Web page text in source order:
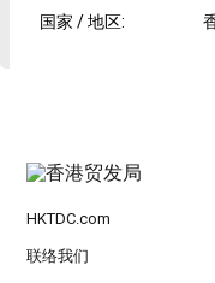
国家 / 地区:
HKTDC.com
联络我们